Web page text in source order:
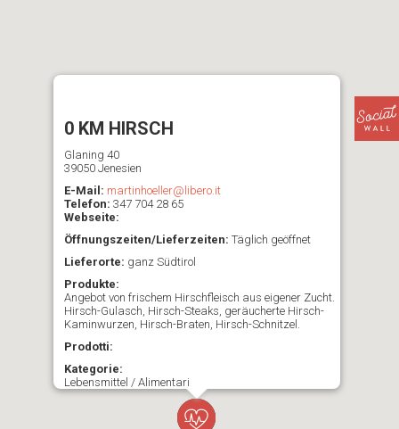
0 KM HIRSCH
Glaning 40
39050 Jenesien
E-Mail: martinhoeller@libero.it
Telefon: 347 704 28 65
Webseite:
Öffnungszeiten/Lieferzeiten: Täglich geöffnet
Lieferorte: ganz Südtirol
Produkte:
Angebot von frischem Hirschfleisch aus eigener Zucht.
Hirsch-Gulasch, Hirsch-Steaks, geräucherte Hirsch-
Kaminwurzen, Hirsch-Braten, Hirsch-Schnitzel.
Prodotti:
Kategorie:
Lebensmittel / Alimentari